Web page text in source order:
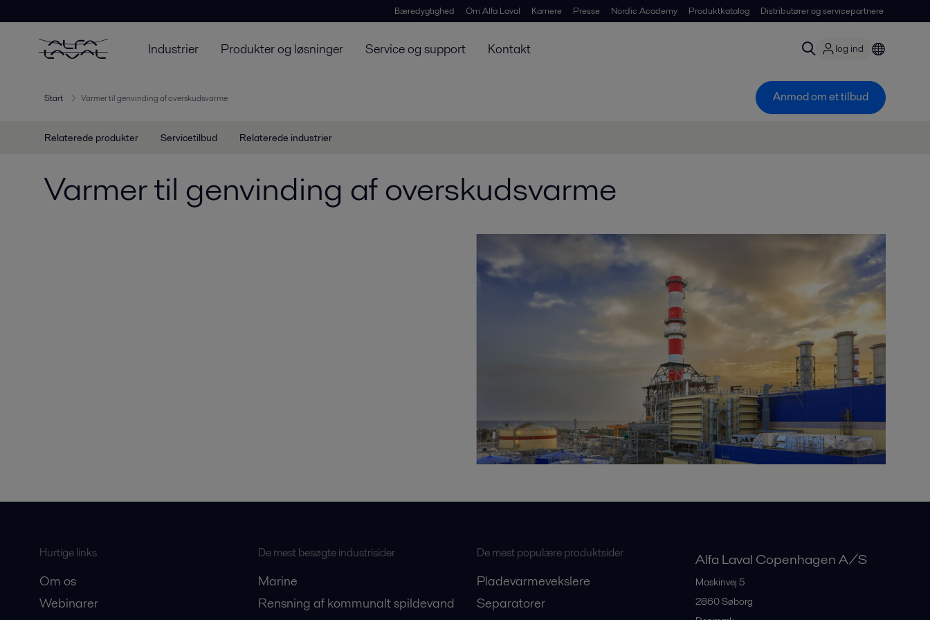
Bæredygtighed Om Alfa Laval Karriere Presse Nordic Academy Produktkatalog Distributører og servicepartnere
Industrier Produkter og løsninger Service og support Kontakt log ind
Start Varmer til genvinding af overskudsvarme Anmod om et tilbud
Relaterede produkter Servicetilbud Relaterede industrier
Varmer til genvinding af overskudsvarme
Hurtige links
Om os
Webinarer
De mest besøgte industrisider
Marine
Rensning af kommunalt spildevand
De mest populære produktsider
Pladevarmevekslere
Separatorer
Alfa Laval Copenhagen A/S
Maskinvej 5
2860Søborg